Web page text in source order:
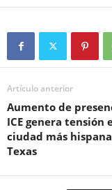
Artículo anterior
Aumento de
ICE genera tensión
ciudad más
Texas